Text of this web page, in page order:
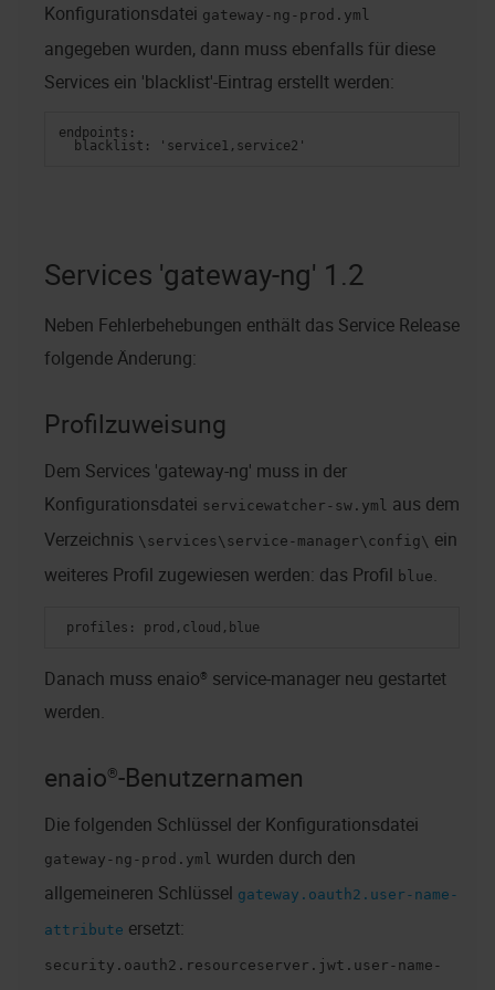
Konfigurationsdatei gateway-ng-prod.yml
angegeben wurden, dann muss ebenfalls für diese
Services ein 'blacklist'-Eintrag erstellt werden:
endpoints:
blacklist: 'service1,service2'
Services 'gateway-ng' 1.2
Neben Fehlerbehebungen enthält das Service Release
folgende Änderung:
Profilzuweisung
Dem Services 'gateway-ng' muss in der
Konfigurationsdatei servicewatcher-sw.yml aus dem
Verzeichnis \services\service-manager\config\ ein
weiteres Profil zugewiesen werden: das Profil blue.
profiles: prod,cloud,blue
Danach muss enaio® service-manager neu gestartet
werden.
enaio®-Benutzernamen
Die folgenden Schlüssel der Konfigurationsdatei
gateway-ng-prod.yml wurden durch den
allgemeineren Schlüssel gateway.oauth2.user-name-
attribute ersetzt:
security.oauth2.resourceserver.jwt.user-name-